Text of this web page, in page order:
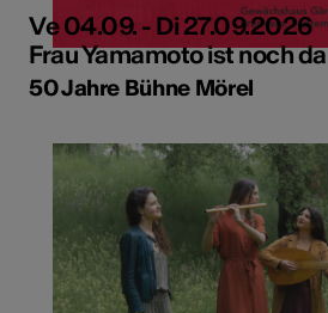
Ve 04.09. - Di 27.09.2026
Frau Yamamoto ist noch da
50 Jahre Bühne Mörel